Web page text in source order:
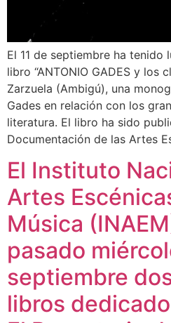
El 11 de septiembre ha tenido
libro “ANTONIO GADES y los
Zarzuela (Ambigú), una
Gades en relación con los
literatura. El libro ha sido
Documentación de las Artes
El Instituto
Artes
Música
pasado
septiembre
libros